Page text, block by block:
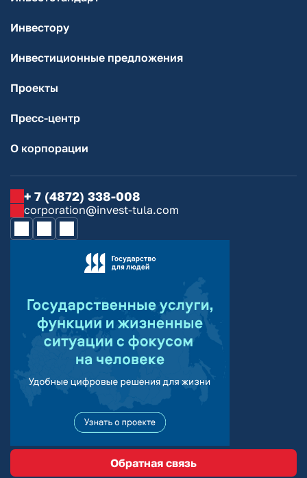
Инвестору
Инвестиционные предложения
Проекты
Пресс-центр
О корпорации
+ 7 (4872) 338-008
corporation@invest-tula.com
Обратная связь